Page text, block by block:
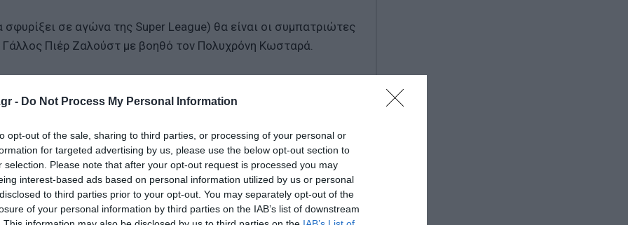
- Do Not Process My Personal Information
opt-out of the sale, sharing to third parties, or processing of your personal or
for targeted advertising by us, please use the below opt-out section to
selection. Please note that after your opt-out request is processed you may
interest-based ads based on personal information utilized by us or personal
to third parties prior to your opt-out. You may separately opt-out of the
of your personal information by third parties on the IAB’s list of downstream
σε αγώνα της Super League) θα είναι οι συμπατριώτες
Γάλλος Πιέρ Ζαλούστ με βοηθό τον Πολυχρόνη Κωσταρά.
στις 9/8/2018 το Ολυμπιακός-Λουκέρνη (4-0) για
στις 5/9/2021 σφύριξε το Κόσοβο-Ελλάδα (1-1) για τα
στην Ελλάδα, Τάμας Μπόγκναρ, από την πρώτη
και πέρυσι, στις 20/3/2022, την αναμέτρηση ανάμεσα στις δύο
ισόπαλη 0-0 για τα playoffs.